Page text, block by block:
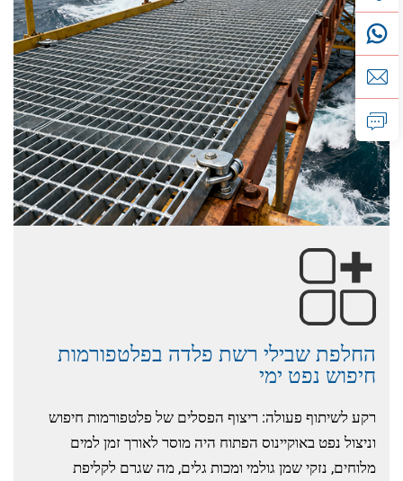
החלפת שבילי רשת פלדה בפלטפורמות
חיפוש נפט ימי
רקע לשיתוף פעולה: ריצוף הפסלים של פלטפורמות חיפוש
וניצול נפט באוקיינוס הפתוח היה מוסר לאורך זמן למים
מלוחים, נזקי שמן גולמי ומכות גלים, מה שגרם לקליפת